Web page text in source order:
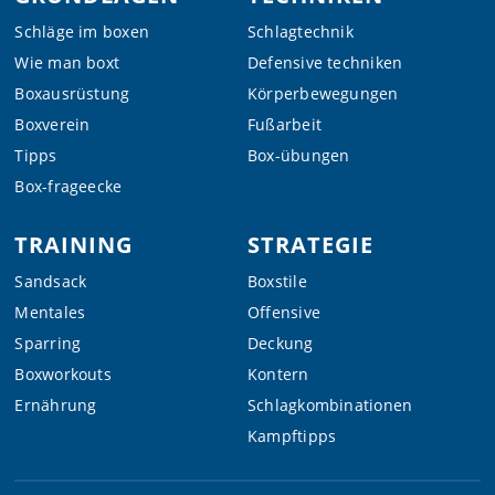
Schläge im boxen
Wie man boxt
Boxausrüstung
Boxverein
Tipps
Box-frageecke
Schlagtechnik
Defensive techniken
Körperbewegungen
Fußarbeit
Box-übungen
TRAINING
Sandsack
Mentales
Sparring
Boxworkouts
Ernährung
STRATEGIE
Boxstile
Offensive
Deckung
Kontern
Schlagkombinationen
Kampftipps